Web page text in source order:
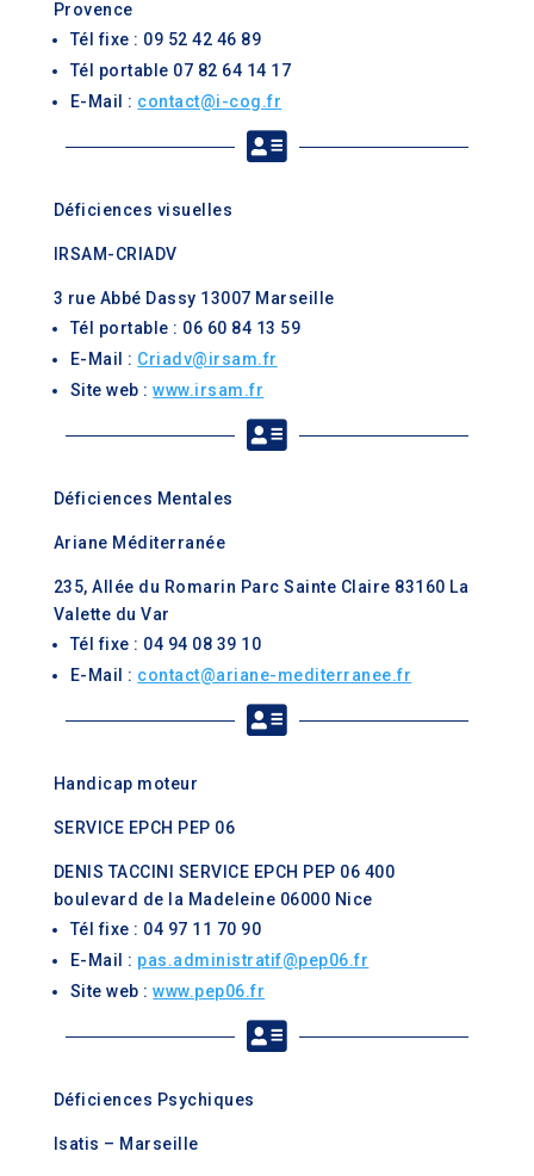
Provence
Tél fixe : 09 52 42 46 89
Tél portable 07 82 64 14 17
E-Mail : contact@i-cog.fr

Déficiences visuelles
IRSAM-CRIADV
3 rue Abbé Dassy 13007 Marseille
Tél portable : 06 60 84 13 59
E-Mail : Criadv@irsam.fr
Site web :www.irsam.fr

Déficiences Mentales
Ariane Méditerranée
235, Allée du Romarin Parc Sainte Claire 83160 La
Valette du Var
Tél fixe : 04 94 08 39 10
E-Mail : contact@ariane-mediterranee.fr

Handicap moteur
SERVICE EPCH PEP 06
DENIS TACCINI SERVICE EPCH PEP 06 400
boulevard de la Madeleine 06000 Nice
Tél fixe : 04 97 11 70 90
E-Mail : pas.administratif@pep06.fr
Site web :www.pep06.fr

Déficiences Psychiques
Isatis – Marseille